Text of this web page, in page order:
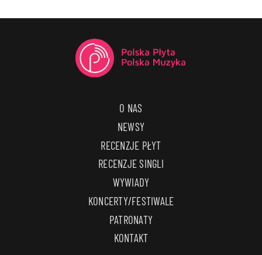
O NAS
NEWSY
RECENZJE PŁYT
RECENZJE SINGLI
WYWIADY
KONCERTY/FESTIWALE
PATRONATY
KONTAKT